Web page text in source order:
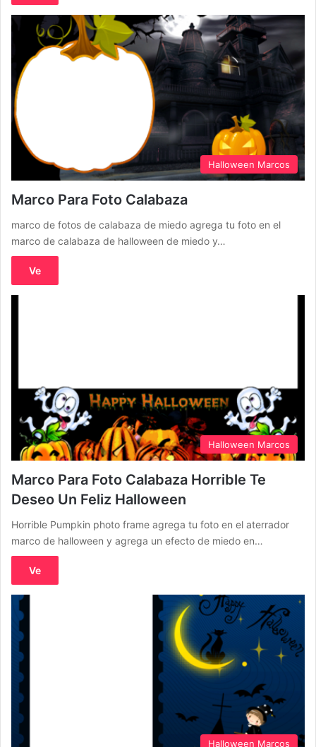
Halloween Marcos
Marco Para Foto Calabaza
marco de fotos de calabaza de miedo agrega tu foto en el
marco de calabaza de halloween de miedo y…
Ve
Halloween Marcos
Marco Para Foto Calabaza Horrible Te
Deseo Un Feliz Halloween
Horrible Pumpkin photo frame agrega tu foto en el aterrador
marco de halloween y agrega un efecto de miedo en…
Ve
Halloween Marcos